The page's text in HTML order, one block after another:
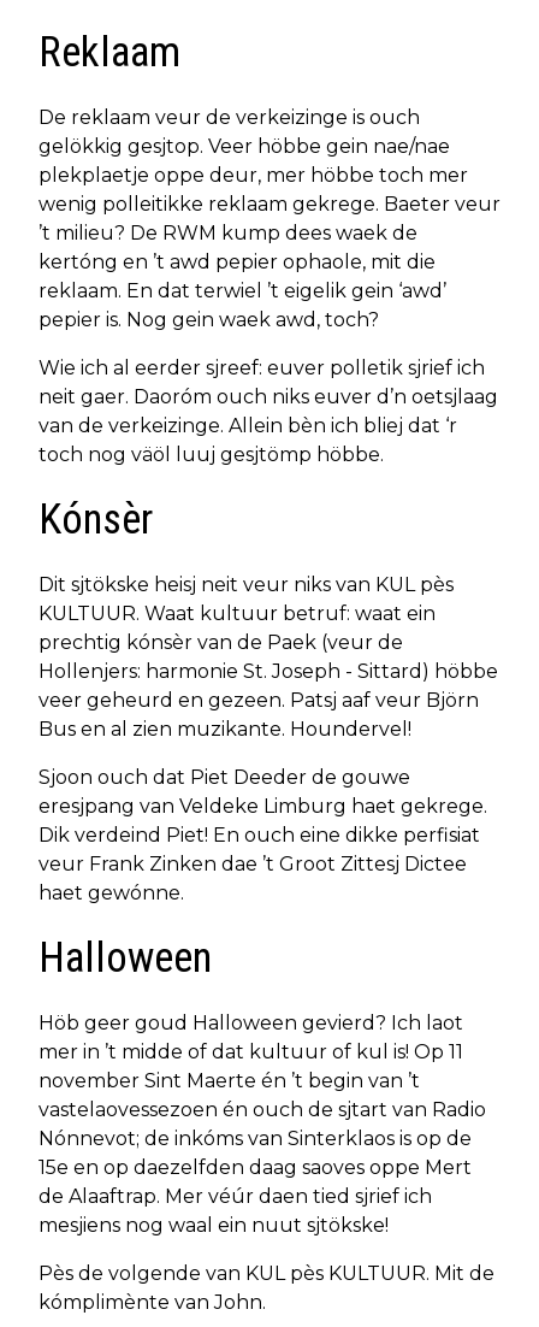
Reklaam
De reklaam veur de verkeizinge is ouch
gelökkig gesjtop. Veer höbbe gein nae/nae
plekplaetje oppe deur, mer höbbe toch mer
wenig polleitikke reklaam gekrege. Baeter veur
’t milieu? De RWM kump dees waek de
kertóng en ’t awd pepier ophaole, mit die
reklaam. En dat terwiel ’t eigelik gein ‘awd’
pepier is. Nog gein waek awd, toch?
Wie ich al eerder sjreef: euver polletik sjrief ich
neit gaer. Daoróm ouch niks euver d’n oetsjlaag
van de verkeizinge. Allein bèn ich bliej dat ‘r
toch nog väöl luuj gesjtömp höbbe.
Kónsèr
Dit sjtökske heisj neit veur niks van KUL pès
KULTUUR. Waat kultuur betruf: waat ein
prechtig kónsèr van de Paek (veur de
Hollenjers: harmonie St. Joseph - Sittard) höbbe
veer geheurd en gezeen. Patsj aaf veur Björn
Bus en al zien muzikante. Houndervel!
Sjoon ouch dat Piet Deeder de gouwe
eresjpang van Veldeke Limburg haet gekrege.
Dik verdeind Piet! En ouch eine dikke perfisiat
veur Frank Zinken dae ’t Groot Zittesj Dictee
haet gewónne.
Halloween
Höb geer goud Halloween gevierd? Ich laot
mer in ’t midde of dat kultuur of kul is! Op 11
november Sint Maerte én ’t begin van ’t
vastelaovessezoen én ouch de sjtart van Radio
Nónnevot; de inkóms van Sinterklaos is op de
15e en op daezelfden daag saoves oppe Mert
de Alaaftrap. Mer véúr daen tied sjrief ich
mesjiens nog waal ein nuut sjtökske!
Pès de volgende van KUL pès KULTUUR. Mit de
kómplimènte van John.